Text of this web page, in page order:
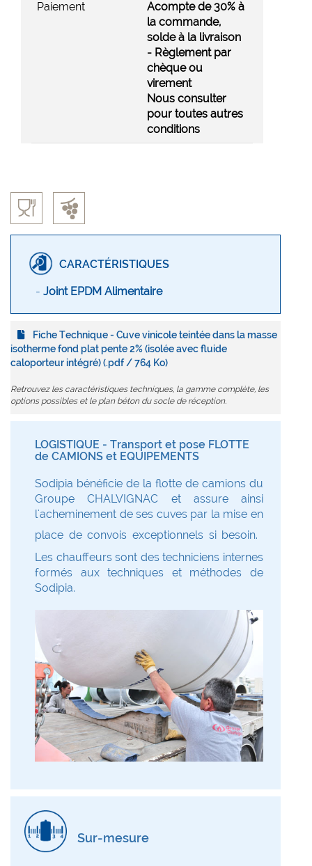
Paiement
Acompte de 30% à
la commande,
solde à la livraison
- Règlement par
chèque ou
virement
Nous consulter
pour toutes autres
conditions
CARACTÉRISTIQUES
- Joint EPDM Alimentaire
Fiche Technique - Cuve vinicole teintée dans la masse
isotherme fond plat pente 2% (isolée avec fluide
caloporteur intégré) (.pdf / 764 Ko)
Retrouvez les caractéristiques techniques, la gamme complète, les
options possibles et le plan béton du socle de réception.
LOGISTIQUE - Transport et pose FLOTTE
de CAMIONS et EQUIPEMENTS
Sodipia bénéficie de la flotte de camions du
Groupe CHALVIGNAC et assure ainsi
l'acheminement de ses cuves par la mise en
place de convois exceptionnels si besoin.
Les chauffeurs sont des techniciens internes
formés aux techniques et méthodes de
Sodipia.
Sur-mesure